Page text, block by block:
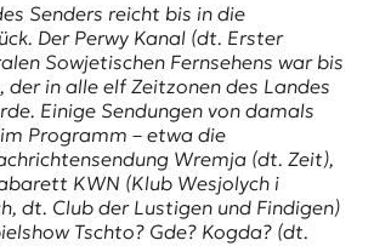
Senders reicht bis in die
DerPerwy Kanal(dt. Erster
Sowjetischen Fernsehens war bis
der in alle elf Zeitzonen des Landes
Einige Sendungen von damals
Programm – etwa die
Wremja(dt. Zeit),
KWN (Klub Wesjolych i
, dt. Club der Lustigen und Findigen)
Tschto? Gde? Kogda?(dt.